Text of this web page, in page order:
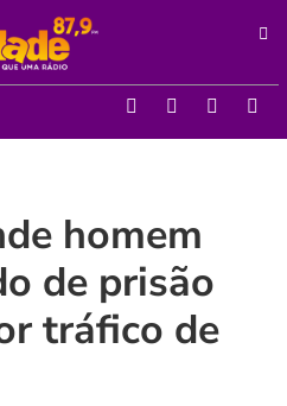
homem
de prisão
tráfico de